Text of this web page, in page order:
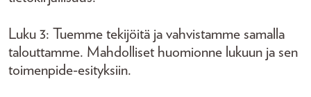
Luku 3: Tuemme tekijöitä ja vahvistamme samalla
talouttamme. Mahdolliset huomionne lukuun ja sen
toimenpide-esityksiin.